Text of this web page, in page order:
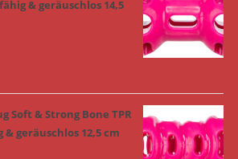
& geräuschlos 14,5
Soft & Strong Bone TPR
geräuschlos 12,5 cm